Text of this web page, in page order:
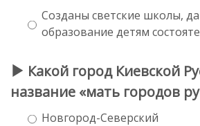
Созданы светские школы,
образование детям
Какой город Киевской
название «мать городов
Новгород-Северский